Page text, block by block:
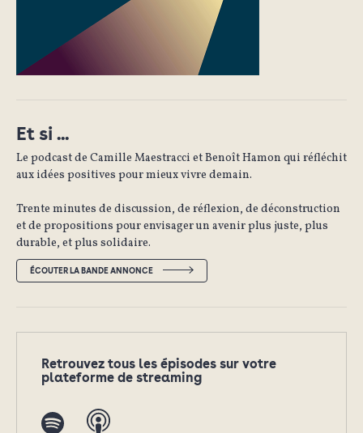
Et si ...
Le podcast de Camille Maestracci et Benoît Hamon qui réfléchit
aux idées positives pour mieux vivre demain.
Trente minutes de discussion, de réflexion, de déconstruction
et de propositions pour envisager un avenir plus juste, plus
durable, et plus solidaire.
ÉCOUTER LA BANDE ANNONCE
Retrouvez tous les épisodes sur votre
plateforme de streaming